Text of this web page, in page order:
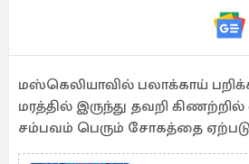
மஸ்கெலியாவில் பலாக்காய்
மரத்தில் இருந்து தவறி கிணற்றில்
சம்பவம் பெரும் சோகத்தை